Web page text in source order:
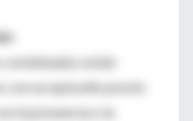
están
con un episodio previo
la presencia o la